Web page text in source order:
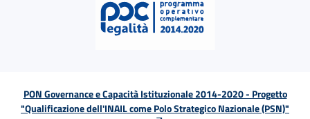
PON Governance e Capacità Istituzionale 2014-2020 - Progetto
"Qualificazione dell'INAIL come Polo Strategico Nazionale (PSN)"